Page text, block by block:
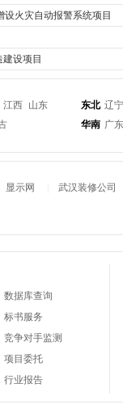
火灾自动报警系统项目
设项目
江西 山东 东北 辽宁
华南 广东
显示网 武汉装修公司
数据库查询
标书服务
竞争对手监测
项目委托
行业报告